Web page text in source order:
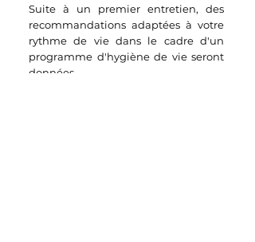
Suite à un premier entretien, des
recommandations adaptées à votre
rythme de vie dans le cadre d'un
programme d'hygiène de vie seront
données.